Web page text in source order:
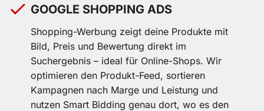
GOOGLE SHOPPING ADS
Shopping-Werbung zeigt deine Produkte mit
Bild, Preis und Bewertung direkt im
Suchergebnis – ideal für Online-Shops. Wir
optimieren den Produkt-Feed, sortieren
Kampagnen nach Marge und Leistung und
nutzen Smart Bidding genau dort, wo es den